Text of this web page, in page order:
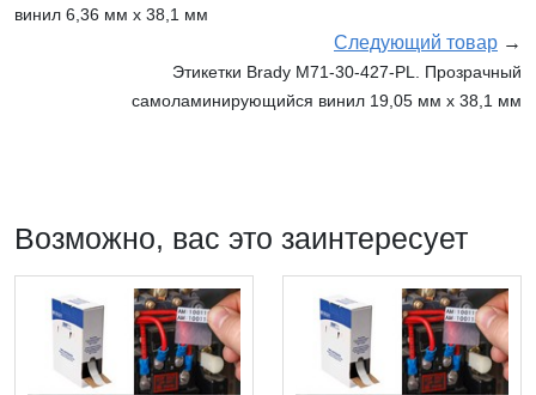
винил 6,36 мм х 38,1 мм
Следующий товар →
Этикетки Brady M71-30-427-PL. Прозрачный
самоламинирующийся винил 19,05 мм х 38,1 мм
Возможно, вас это заинтересует